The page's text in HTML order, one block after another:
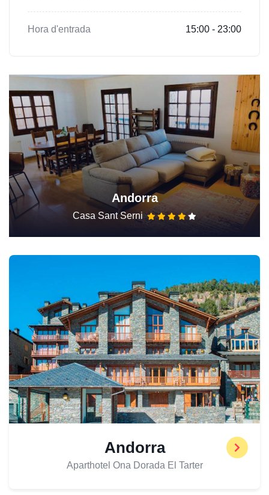
Hora d'entrada 15:00 - 23:00
Andorra
Casa Sant Serni
Andorra
Aparthotel Ona Dorada El Tarter